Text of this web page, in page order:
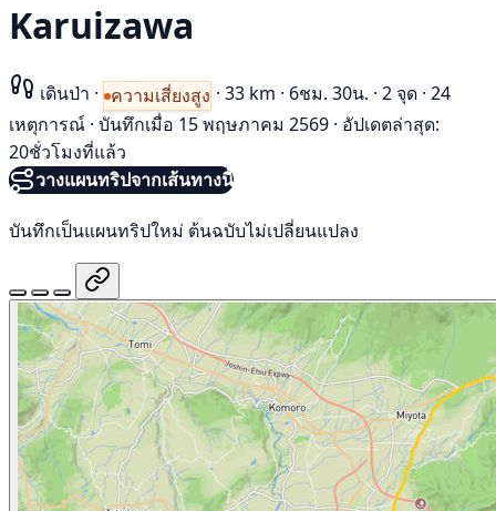
Karuizawa
เดินป่า · ความเสี่ยงสูง · 33 km · 6ชม. 30น. · 2 จุด · 24
เหตุการณ์ · บันทึกเมื่อ 15 พฤษภาคม 2569 · อัปเดตล่าสุด:
20ชั่วโมงที่แล้ว
วางแผนทริปจากเส้นทางนี้
บันทึกเป็นแผนทริปใหม่ ต้นฉบับไม่เปลี่ยนแปลง